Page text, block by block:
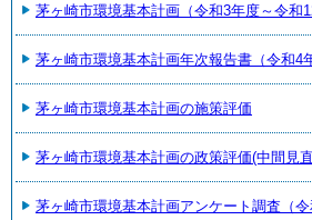
茅ヶ崎市環境基本計画（令和3年度～令和
茅ヶ崎市環境基本計画年次報告書（令和4
茅ヶ崎市環境基本計画の施策評価
茅ヶ崎市環境基本計画の政策評価(中間見
茅ヶ崎市環境基本計画アンケート調査（令